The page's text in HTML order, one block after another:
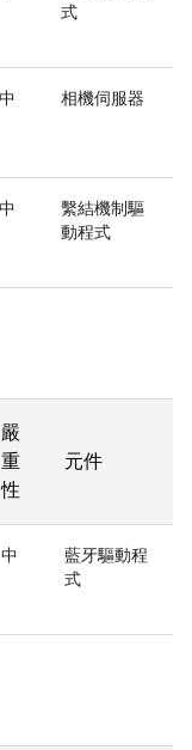
式
中 相機伺服器
中
繫結機制驅
動程式
嚴
重
性
元件
中
藍牙驅動程
式